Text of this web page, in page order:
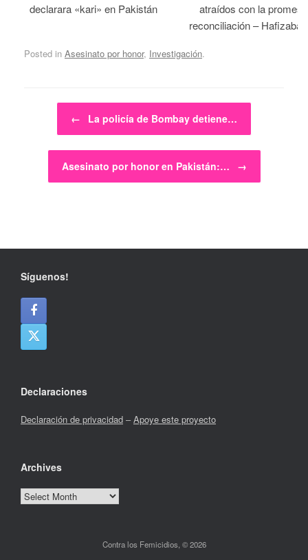
declarara «kari» en Pakistán
atraídos con la
reconciliación –
Posted in Asesinato por honor, Investigación.
Post navigation
← La policía de Bombay detiene…
Asesinato por honor en Pakistán:… →
Síguenos!
Declaraciones
Declaración de privacidad –Apoye este proyecto
Archives
Archives
Contra los Femicidios, © 2026